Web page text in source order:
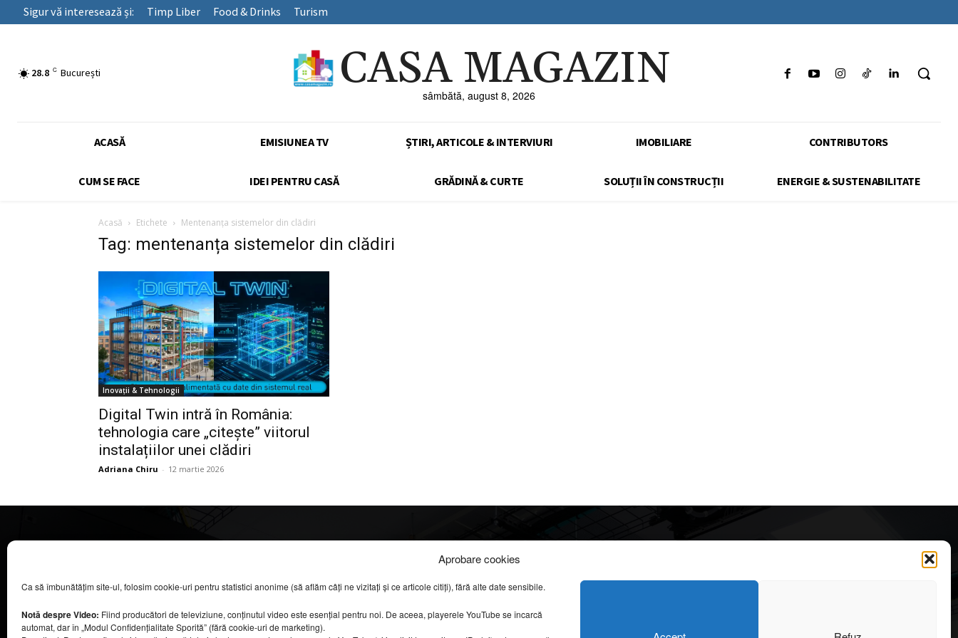
Aprobare cookies
Ca să îmbunătățim site-ul, folosim cookie-uri pentru statistici anonime (să aflăm câți ne vizitați și ce articole citiți), fără alte date sensibile.
Notă despre Video: Fiind producători de televiziune, conținutul video este esențial pentru noi. De aceea, playerele YouTube se încarcă
automat, dar în „Modul Confidențialitate Sporită” (fără cookie-uri de marketing).
Sigur vă interesează și: Timp Liber Food & Drinks Turism
28.8 C București CASA MAGAZIN
sâmbătă, august 8, 2026
ACASĂ EMISIUNEA TV ȘTIRI, ARTICOLE & INTERVIURI IMOBILIARE CONTRIBUTORS
CUM SE FACE IDEI PENTRU CASĂ GRĂDINĂ & CURTE SOLUȚII ÎN CONSTRUCȚII ENERGIE & SUSTENABILITATE
Acasă Etichete Mentenanța sistemelor din clădiri
Tag: mentenanța sistemelor din clădiri
Inovații & Tehnologii
Digital Twin intră în România:
tehnologia care „citește” viitorul
instalațiilor unei clădiri
Adriana Chiru - 12 martie 2026
COOL MEDIA BROADCASTING & EVENTS SRL.
Toate drepturile rezervate.
Contacte în secțiunea „Despre noi”.
Info
DESPRE NOI
CONFIDENȚIALITATE & COOKIES
apreciate